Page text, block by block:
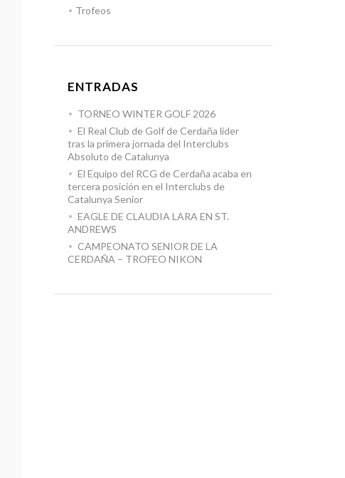
Trofeos
ENTRADAS
TORNEO WINTER GOLF 2026
El Real Club de Golf de Cerdaña líder
tras la primera jornada del Interclubs
Absoluto de Catalunya
El Equipo del RCG de Cerdaña acaba en
tercera posición en el Interclubs de
Catalunya Senior
EAGLE DE CLAUDIA LARA EN ST.
ANDREWS
CAMPEONATO SENIOR DE LA
CERDAÑA – TROFEO NIKON